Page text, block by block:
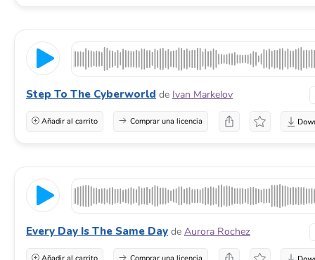
Step To The Cyberworld de Ivan Markelov
Añadir al carrito Comprar una licencia
Every Day Is The Same Day de Aurora Rochez